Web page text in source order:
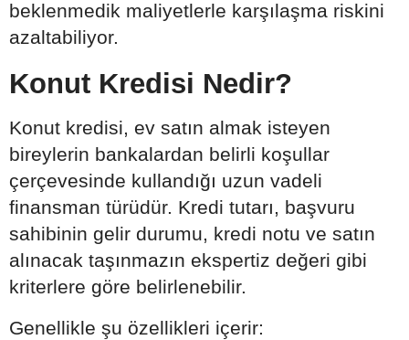
beklenmedik maliyetlerle karşılaşma riskini
azaltabiliyor.
Konut Kredisi Nedir?
Konut kredisi, ev satın almak isteyen
bireylerin bankalardan belirli koşullar
çerçevesinde kullandığı uzun vadeli
finansman türüdür. Kredi tutarı, başvuru
sahibinin gelir durumu, kredi notu ve satın
alınacak taşınmazın ekspertiz değeri gibi
kriterlere göre belirlenebilir.
Genellikle şu özellikleri içerir: